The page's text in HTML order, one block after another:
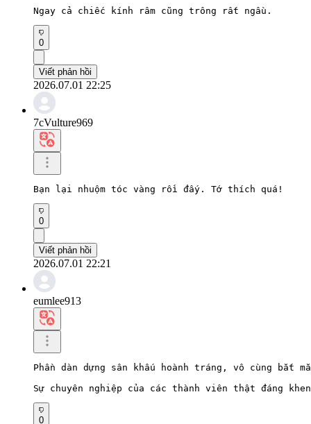
Ngay cả chiếc kính râm cũng trông rất ngầu.
0
Viết phản hồi
2026.07.01 22:25
7cVulture969
Bạn lại nhuộm tóc vàng rồi đấy. Tớ thích quá!
0
Viết phản hồi
2026.07.01 22:21
eumlee913
Phần dàn dựng sân khấu hoành tráng, vô cùng bắt
Sự chuyên nghiệp của các thành viên thật đáng
0